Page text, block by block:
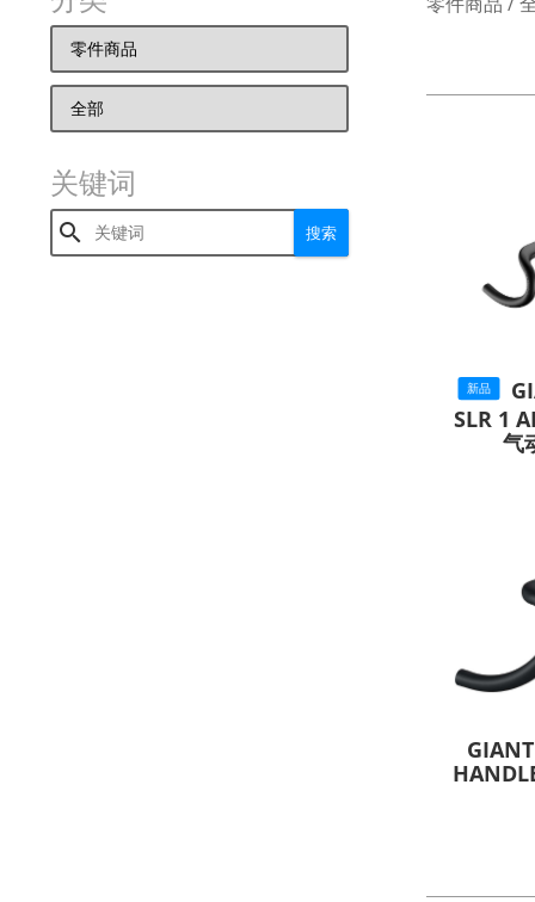
关键词
 搜索
新品
SLR 1
气